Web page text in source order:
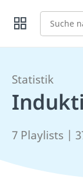
Suche
Statistik
7 Playlists |